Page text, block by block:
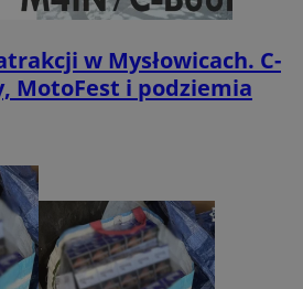
w Mysłowicach. C-
MotoFest i podziemia